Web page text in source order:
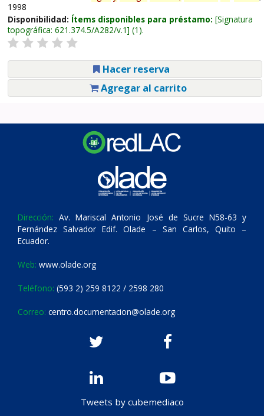
1998
Disponibilidad: Ítems disponibles para préstamo: Signatura
topográfica: 621.374.5/A282/v.1 (1).
Hacer reserva
Agregar al carrito
Dirección: Av. Mariscal Antonio José de Sucre N58-63 y
Fernández Salvador Edif. Olade – San Carlos, Quito –
Ecuador.
Web: www.olade.org
Teléfono: (593 2) 259 8122 / 2598 280
Correo: centro.documentacion@olade.org
Tweets by cubemediaco